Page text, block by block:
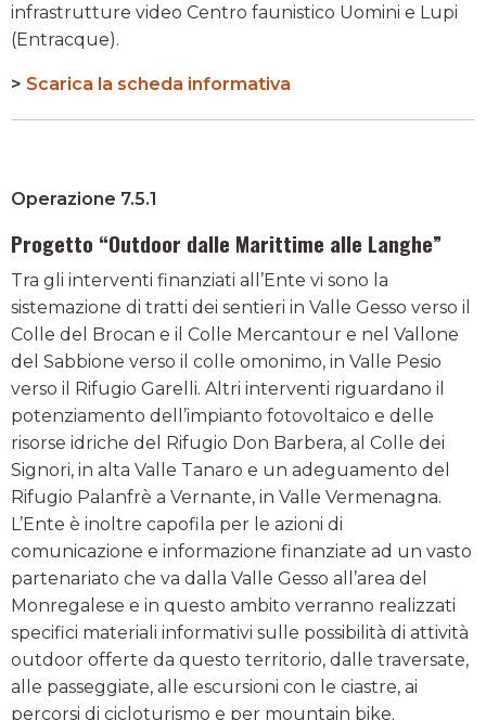
infrastrutture video Centro faunistico Uomini e Lupi
(Entracque).
> Scarica la scheda informativa
Operazione 7.5.1
Progetto “Outdoor dalle Marittime alle Langhe”
Tra gli interventi finanziati all’Ente vi sono la
sistemazione di tratti dei sentieri in Valle Gesso verso il
Colle del Brocan e il Colle Mercantour e nel Vallone
del Sabbione verso il colle omonimo, in Valle Pesio
verso il Rifugio Garelli. Altri interventi riguardano il
potenziamento dell’impianto fotovoltaico e delle
risorse idriche del Rifugio Don Barbera, al Colle dei
Signori, in alta Valle Tanaro e un adeguamento del
Rifugio Palanfrè a Vernante, in Valle Vermenagna.
L’Ente è inoltre capofila per le azioni di
comunicazione e informazione finanziate ad un vasto
partenariato che va dalla Valle Gesso all’area del
Monregalese e in questo ambito verranno realizzati
specifici materiali informativi sulle possibilità di attività
outdoor offerte da questo territorio, dalle traversate,
alle passeggiate, alle escursioni con le ciastre, ai
percorsi di cicloturismo e per mountain bike.